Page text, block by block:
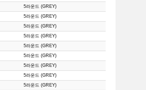
5라운드 (GREY)
5라운드 (GREY)
5라운드 (GREY)
5라운드 (GREY)
5라운드 (GREY)
5라운드 (GREY)
5라운드 (GREY)
5라운드 (GREY)
5라운드 (GREY)